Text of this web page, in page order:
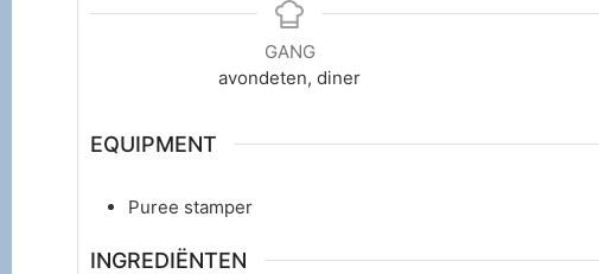
GANG
avondeten, diner
EQUIPMENT
Puree stamper
INGREDIËNTEN